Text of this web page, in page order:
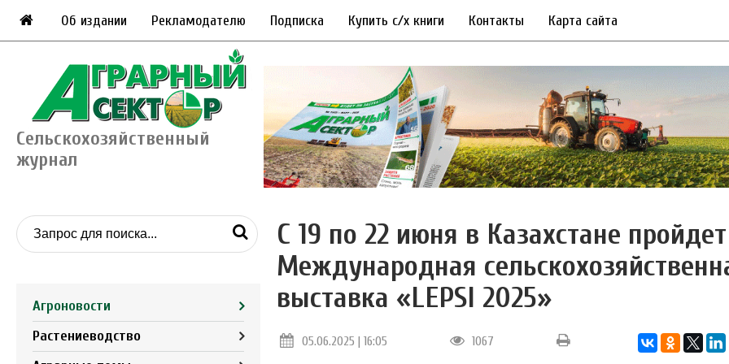
Об издании Рекламодателю Подписка Купить с/х книги Контакты Карта сайта
Сельскохозяйственный
журнал
Агроновости
Растениеводство
С 19 по 22 июня в Казахстане пройдет
Международная
выставка «LEPSI 2025»
05.06.2025 | 16:05 1067